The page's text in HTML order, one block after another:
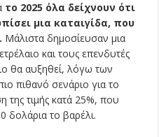
το 2025 όλα δείχνουν ότι
μια καταιγίδα, που
Μάλιστα δημοσίευσαν μια
και τους επενδυτές
θα αυξηθεί, λόγω των
πιθανό σενάριο για το
της τιμής κατά 25%, που
δολάρια το βαρέλι.